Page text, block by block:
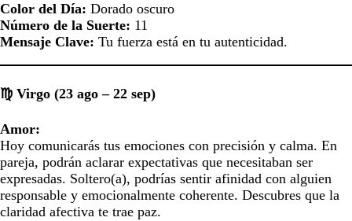
Color del Día: Dorado oscuro
Número de la Suerte: 11
Mensaje Clave: Tu fuerza está en tu autenticidad.
♍ Virgo (23 ago – 22 sep)
Amor:
Hoy comunicarás tus emociones con precisión y calma. En
pareja, podrán aclarar expectativas que necesitaban ser
expresadas. Soltero(a), podrías sentir afinidad con alguien
responsable y emocionalmente coherente. Descubres que la
claridad afectiva te trae paz.